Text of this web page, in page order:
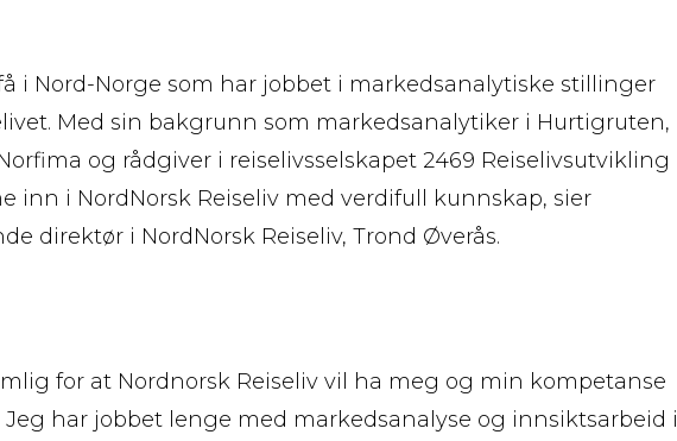
i Nord-Norge som har jobbet i markedsanalytiske stillinger
Med sin bakgrunn som markedsanalytiker i Hurtigruten,
og rådgiver i reiselivsselskapet 2469 Reiselivsutvikling
inn i NordNorsk Reiseliv med verdifull kunnskap, sier
direktør i NordNorsk Reiseliv, Trond Øverås.
for at Nordnorsk Reiseliv vil ha meg og min kompetanse
Jeg har jobbet lenge med markedsanalyse og innsiktsarbeid i